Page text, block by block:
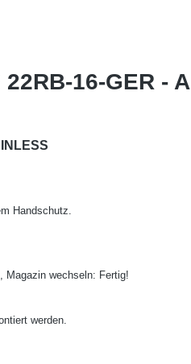
16-GER -
Handschutz.
Magazin wechseln: Fertig!
werden.